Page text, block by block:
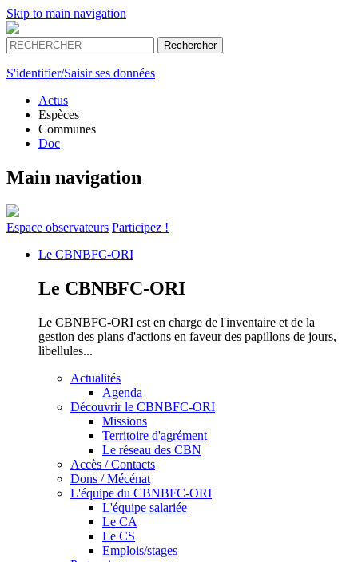
Skip to main navigation
S'identifier/Saisir ses données
Actus
Espèces
Communes
Doc
Main navigation
Espace observateurs Participez !
Le CBNBFC-ORI
Le CBNBFC-ORI
Le CBNBFC-ORI est en charge de l'inventaire et de la
gestion des plans d'actions en faveur des papillons de jours,
libellules...
Actualités
Agenda
Découvrir le CBNBFC-ORI
Missions
Territoire d'agrément
Le réseau des CBN
Accès / Contacts
Dons / Mécénat
L'équipe du CBNBFC-ORI
L'équipe salariée
Le CA
Le CS
Emplois/stages